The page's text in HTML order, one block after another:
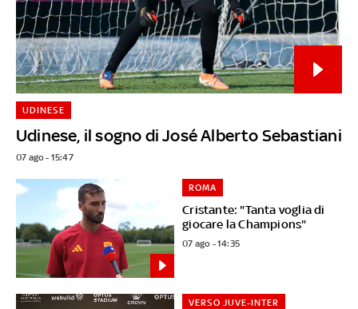
Udinese, il sogno di José Alberto Sebastiani
UDINESE
07 ago - 15:47
Cristante: "Tanta voglia di
giocare la Champions"
ROMA
07 ago - 14:35
VERSO JUVE-INTER